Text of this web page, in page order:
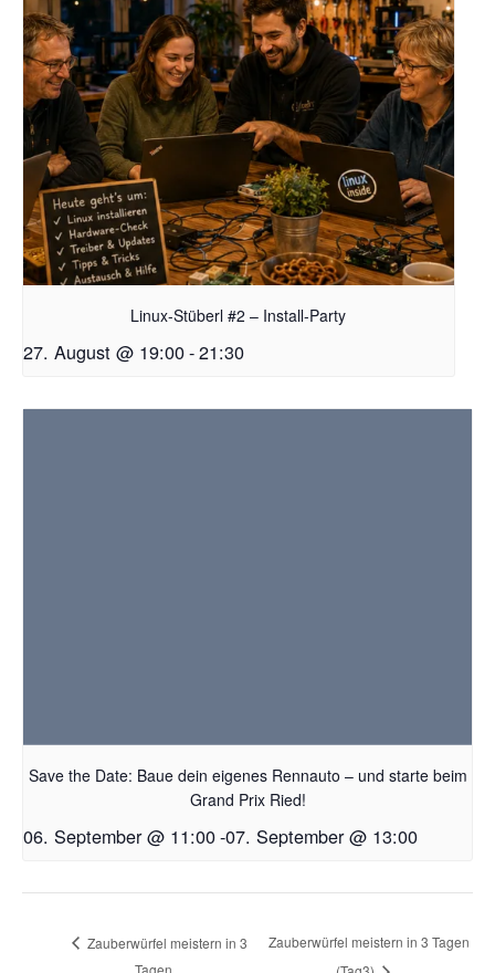
Linux-Stüberl #2 – Install-Party
27. August @ 19:00-21:30
Save the Date: Baue dein eigenes Rennauto – und starte beim
Grand Prix Ried!
06. September @ 11:00-07. September @ 13:00
Zauberwürfel meistern in 3
Zauberwürfel meistern in 3 Tagen